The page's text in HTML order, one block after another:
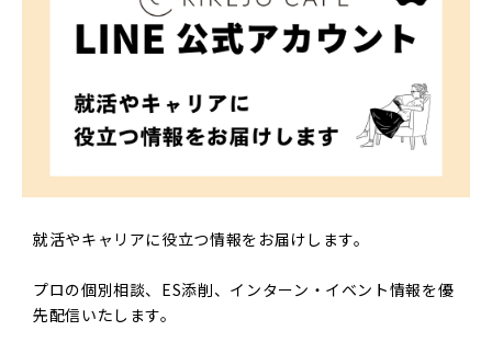
■ 個人情報の定義
個人情報とは、利用者個人に関する情報であって、当該情
校名その他の記述等により利用者個人を識別することがで
きるものをいいます。また、その情報のみでは識別できな
い場合でも、他の情報と容易に照合することができ、それ
により結果的に利用者個人を識別することができるものも
個人情報に含まれます。
■ 個人情報の利用目的
内で個人情報を取得し、利用目的を超えて利用することは
ありません。
就活やキャリアに役立つ情報をお届けします。
プロの個別相談、ES添削、インターン・イベント情報を優
先配信いたします。